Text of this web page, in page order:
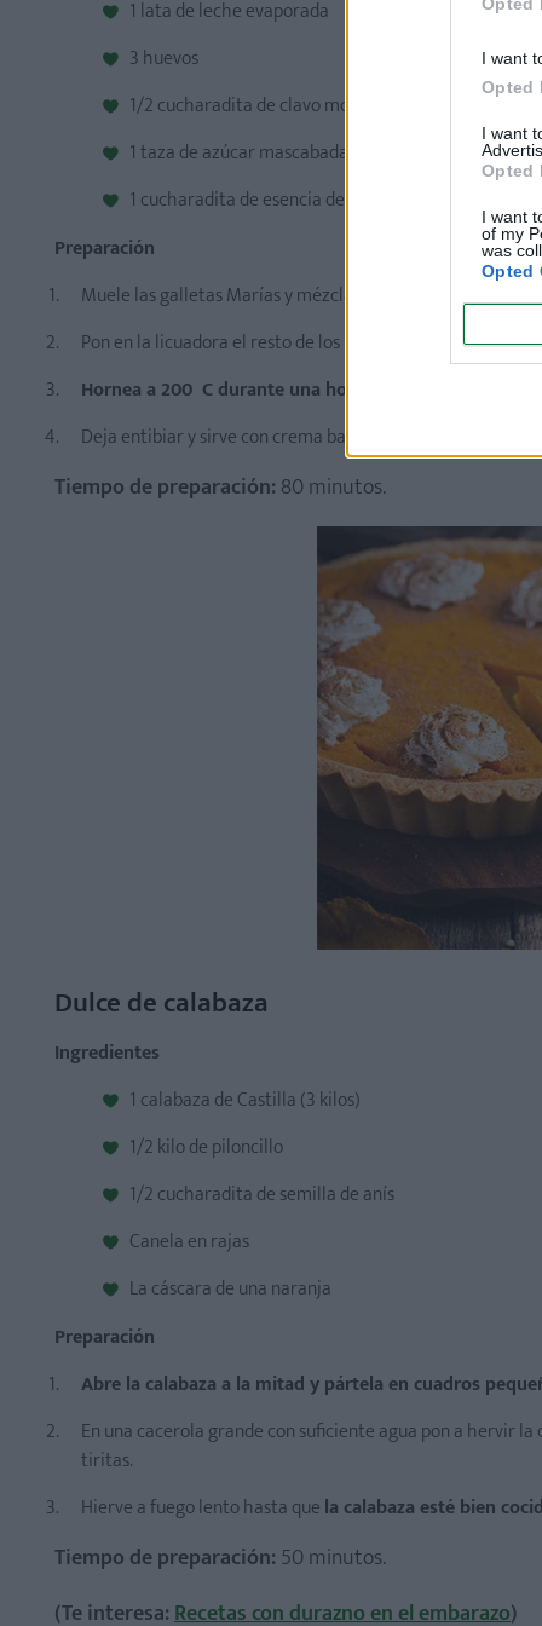
I want
Opted
I want
Opted
I want
of my
was
Opted
1 lata de leche evaporada
3 huevos
1/2 cucharadita de clavo molido, canela molida, nuez
1 taza de azúcar mascabada
1 cucharadita de esencia de vainilla
Preparación
Muele las galletas Marías y mézclalas con la mantequilla
Pon en la licuadora el resto de los ingredientes y bate
Hornea a 200 ºC durante una hora
Deja entibiar y sirve con crema batida.
Tiempo de preparación: 80 minutos.
Dulce de calabaza
Ingredientes
1 calabaza de Castilla (3 kilos)
1/2 kilo de piloncillo
1/2 cucharadita de semilla de anís
Canela en rajas
La cáscara de una naranja
Preparación
Abre la calabaza a la mitad y pártela en cuadros
En una cacerola grande con suficiente agua pon a hervir
tiritas.
Hierve a fuego lento hasta quela calabaza esté bien
Tiempo de preparación: 50 minutos.
(Te interesa:Recetas con durazno en el embarazo)